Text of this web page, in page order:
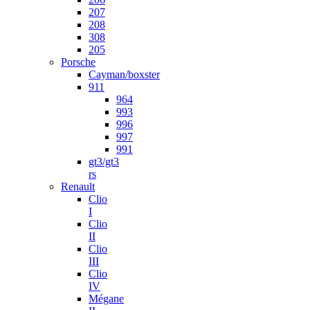
207
208
308
205
Porsche
Cayman/boxster
911
964
993
996
997
991
gt3/gt3
rs
Renault
Clio
I
Clio
II
Clio
III
Clio
IV
Mégane